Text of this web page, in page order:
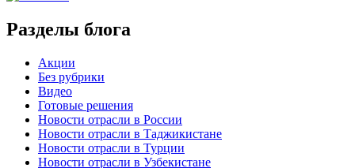
Разделы блога
Акции
Без рубрики
Видео
Готовые решения
Новости отрасли в России
Новости отрасли в Таджикистане
Новости отрасли в Турции
Новости отрасли в Узбекистане